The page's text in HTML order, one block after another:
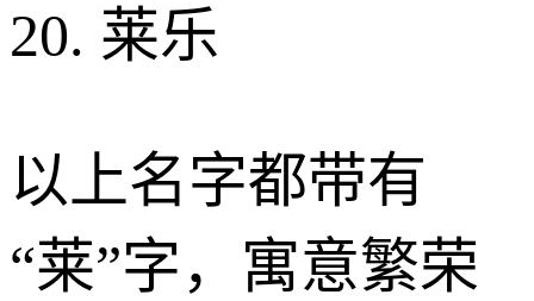
20. 莱乐
以上名字都带有
“莱”字，寓意繁荣